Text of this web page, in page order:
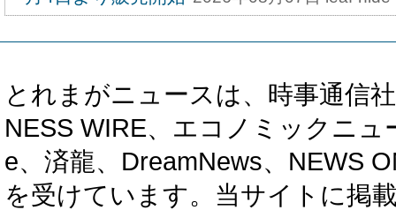
とれまがニュースは、時事通信
NESS WIRE、エコノミックニ
e、済龍、DreamNews、NEWS
を受けています。当サイトに掲